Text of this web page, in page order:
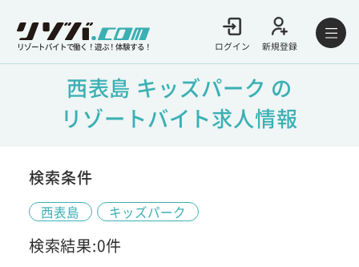
リゾートバイトで働く！遊ぶ！体験する！ ログイン 新規登録
西表島 キッズパーク の
リゾートバイト求人情報
検索条件
西表島 キッズパーク
検索結果:0件